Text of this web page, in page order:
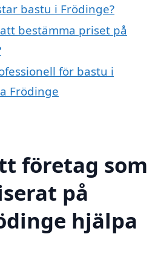
bastu i Frödinge?
bestämma priset på
för bastu i
Frödinge
företag som
på
hjälpa